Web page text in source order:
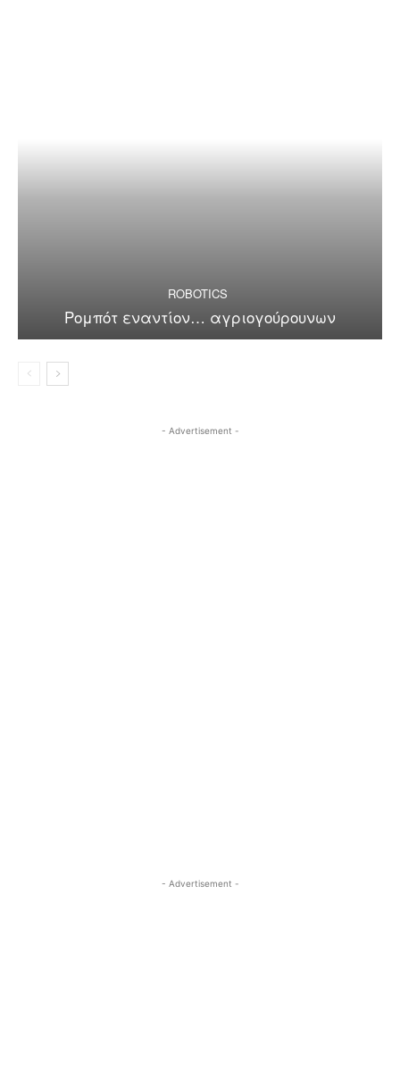
ROBOTICS
Ρομπότ εναντίον… αγριογούρουνων
- Advertisement -
- Advertisement -